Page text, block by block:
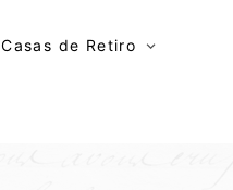
Casas de Retiro